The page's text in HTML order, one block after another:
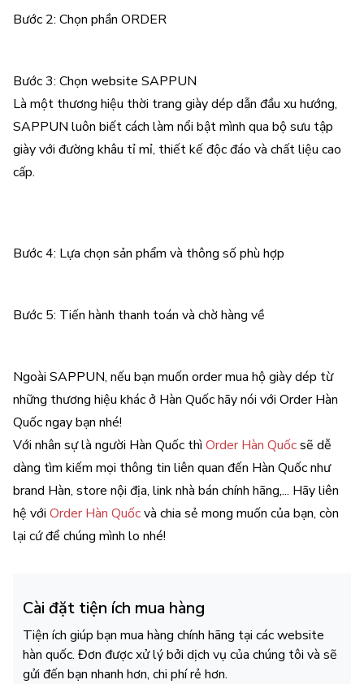
Bước 2: Chọn phần ORDER
Bước 3: Chọn website SAPPUN
Là một thương hiệu thời trang giày dép dẫn đầu xu hướng,
SAPPUN luôn biết cách làm nổi bật mình qua bộ sưu tập
giày với đường khâu tỉ mỉ, thiết kế độc đáo và chất liệu cao
cấp.
Bước 4: Lựa chọn sản phẩm và thông số phù hợp
Bước 5: Tiến hành thanh toán và chờ hàng về
Ngoài SAPPUN, nếu bạn muốn order mua hộ giày dép từ
những thương hiệu khác ở Hàn Quốc hãy nói với Order Hàn
Quốc ngay bạn nhé!
Với nhân sự là người Hàn Quốc thì Order Hàn Quốcsẽ dễ
dàng tìm kiếm mọi thông tin liên quan đến Hàn Quốc như
brand Hàn, store nội địa, link nhà bán chính hãng,... Hãy liên
hệ với Order Hàn Quốcvà chia sẻ mong muốn của bạn, còn
lại cứ để chúng mình lo nhé!
Cài đặt tiện ích mua hàng
Tiện ích giúp bạn mua hàng chính hãng tại các website
hàn quốc. Đơn được xử lý bởi dịch vụ của chúng tôi và sẽ
gửi đến bạn nhanh hơn, chi phí rẻ hơn.